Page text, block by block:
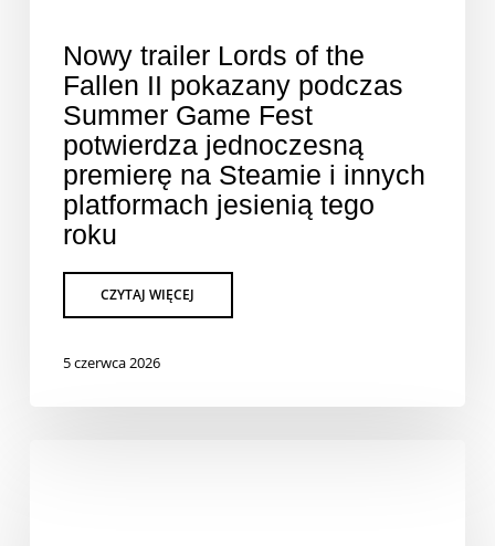
Nowy trailer Lords of the
Fallen II pokazany podczas
Summer Game Fest
potwierdza jednoczesną
premierę na Steamie i innych
platformach jesienią tego
roku
5 czerwca 2026